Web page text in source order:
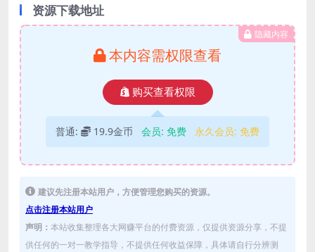
资源下载地址
隐藏内容
本内容需权限查看
购买查看权限
普通: 19.9金币 会员: 免费 永久会员: 免费
建议先注册本站用户，方便管理您购买的资源。
点击注册本站用户
声明： 本站收集整理各大网赚平台的付费资源，仅提供资源分享，不提
供任何的一对一教学指导，不提供任何收益保障，具体请自行分辨测